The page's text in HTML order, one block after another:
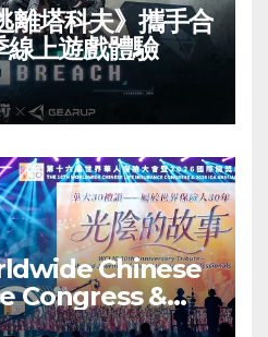
塔科夫》攜手合
上遊戲體驗
Chinese
Congress &
Dragon